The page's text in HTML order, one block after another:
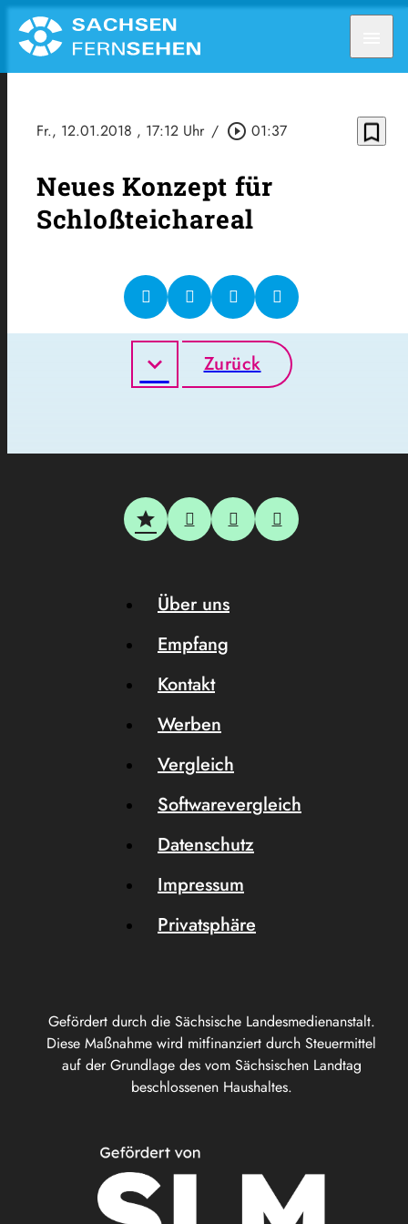
Fr., 12.01.2018 , 17:12 Uhr / play_circle_outline 01:37 bookmark_border
Neues Konzept für
Schloßteichareal
Zurück
Gefördert durch die Sächsische Landesmedienanstalt.
Diese Maßnahme wird mitfinanziert durch Steuermittel
auf der Grundlage des vom Sächsischen Landtag
beschlossenen Haushaltes.
Über uns
Empfang
Kontakt
Werben
Vergleich
Softwarevergleich
Datenschutz
Impressum
Privatsphäre